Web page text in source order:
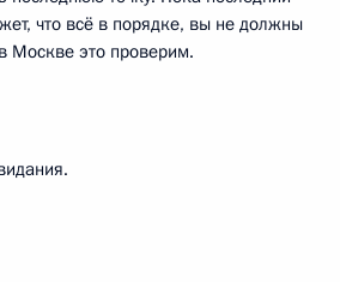
что всё в порядке, вы не должны
Москве это проверим.